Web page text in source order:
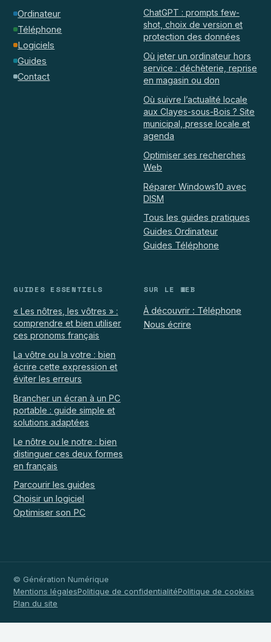
Ordinateur
Téléphone
Logiciels
Guides
Contact
ChatGPT : prompts few-
shot, choix de version et
protection des données
Où jeter un ordinateur hors
service : déchèterie, reprise
en magasin ou don
Où suivre l’actualité locale
aux Clayes-sous-Bois ? Site
municipal, presse locale et
agenda
Optimiser ses recherches
Web
Réparer Windows10 avec
DISM
Tous les guides pratiques
Guides Ordinateur
Guides Téléphone
GUIDES ESSENTIELS
« Les nôtres, les vôtres » :
comprendre et bien utiliser
ces pronoms français
La vôtre ou la votre : bien
écrire cette expression et
éviter les erreurs
Brancher un écran à un PC
portable : guide simple et
solutions adaptées
Le nôtre ou le notre : bien
distinguer ces deux formes
en français
Parcourir les guides
Choisir un logiciel
Optimiser son PC
SUR LE WEB
À découvrir : Téléphone
Nous écrire
© Génération Numérique
Mentions légalesPolitique de confidentialitéPolitique de cookies
Plan du site